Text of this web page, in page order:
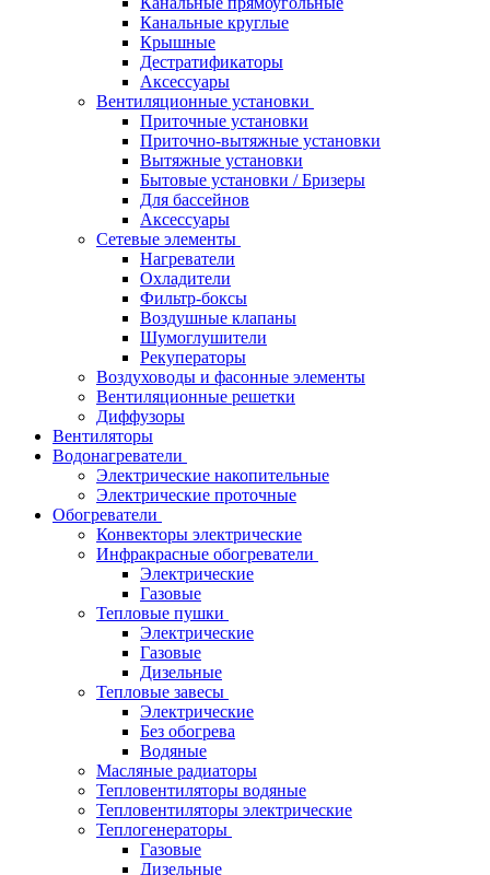
Канальные круглые
Крышные
Дестратификаторы
Аксессуары
Вентиляционные установки
Приточные установки
Приточно-вытяжные установки
Вытяжные установки
Бытовые установки / Бризеры
Для бассейнов
Аксессуары
Сетевые элементы
Нагреватели
Охладители
Фильтр-боксы
Воздушные клапаны
Шумоглушители
Рекуператоры
Воздуховоды и фасонные элементы
Вентиляционные решетки
Диффузоры
Вентиляторы
Водонагреватели
Электрические накопительные
Электрические проточные
Обогреватели
Конвекторы электрические
Инфракрасные обогреватели
Электрические
Газовые
Тепловые пушки
Электрические
Газовые
Дизельные
Тепловые завесы
Электрические
Без обогрева
Водяные
Масляные радиаторы
Тепловентиляторы водяные
Тепловентиляторы электрические
Теплогенераторы
Газовые
Дизельные